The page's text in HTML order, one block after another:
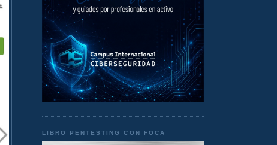
LIBRO PENTESTING CON FOCA